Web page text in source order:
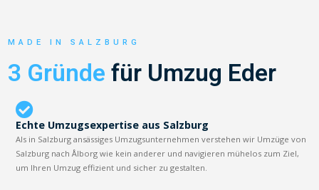
MADE IN SALZBURG
3 Gründe für Umzug Eder
Echte Umzugsexpertise aus Salzburg
Als in Salzburg ansässiges Umzugsunternehmen verstehen wir Umzüge von
Salzburg nach Ålborg wie kein anderer und navigieren mühelos zum Ziel,
um Ihren Umzug effizient und sicher zu gestalten.